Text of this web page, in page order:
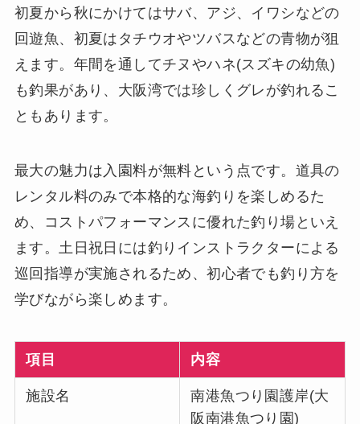
初夏から秋にかけてはサバ、アジ、イワシなどの
回遊魚、初夏はタチウオやツバスなどの青物が狙
えます。年間を通してチヌやハネ(スズキの幼魚)
も釣果があり、大阪湾では珍しくグレが釣れるこ
ともあります。
最大の魅力は入園料が無料という点です。道具の
レンタル料のみで本格的な海釣りを楽しめるた
め、コストパフォーマンスに優れた釣り場といえ
ます。土日祝日には釣りインストラクターによる
巡回指導が実施されるため、初心者でも釣り方を
学びながら楽しめます。
項目 内容
施設名
南港魚つり園護岸(大
阪南港魚つり園)